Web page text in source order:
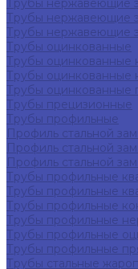
Трубы нержавеющие
Трубы нержавеющие
Трубы нержавеющие
Трубы оцинкованные
Трубы оцинкованные
Трубы оцинкованные
Трубы оцинкованные
Трубы прецизионные
Трубы профильные
Профиль стальной
Профиль стальной
Профиль стальной
Трубы профильные
Трубы профильные
Трубы профильные
Трубы профильные
Трубы профильные
Трубы профильные
Трубы стальные